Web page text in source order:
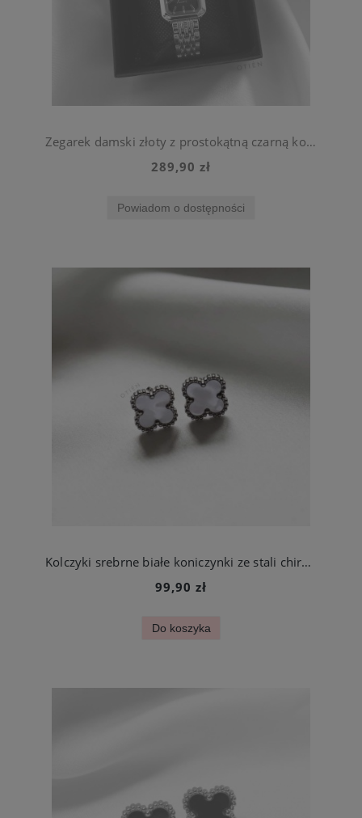
Zegarek damski złoty z prostokątną czarną kopertą stal chirurgiczna
289,90 zł
Powiadom o dostępności
Kolczyki srebrne białe koniczynki ze stali chirurgicznej
99,90 zł
Do koszyka